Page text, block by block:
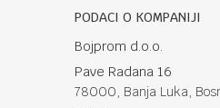
POŠALJI
PODACI O KOMPANIJI
Bojprom d.o.o.
Pave Radana 16
78000, Banja Luka,